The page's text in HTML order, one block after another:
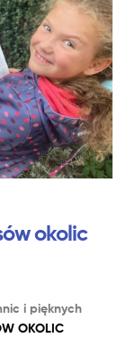
okolic
i pięknych
OKOLIC